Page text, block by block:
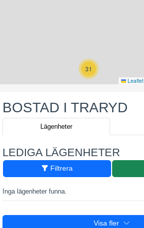
31
Leaflet
BOSTAD I TRARYD
Lägenheter
LEDIGA LÄGENHETER
Filtrera
Inga lägenheter funna.
Visa fler